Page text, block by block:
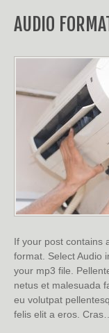
AUDIO
If your post contains
format. Select Audio
your mp3 file.
netus et malesuada
eu volutpat
felis elit a eros. Cras…